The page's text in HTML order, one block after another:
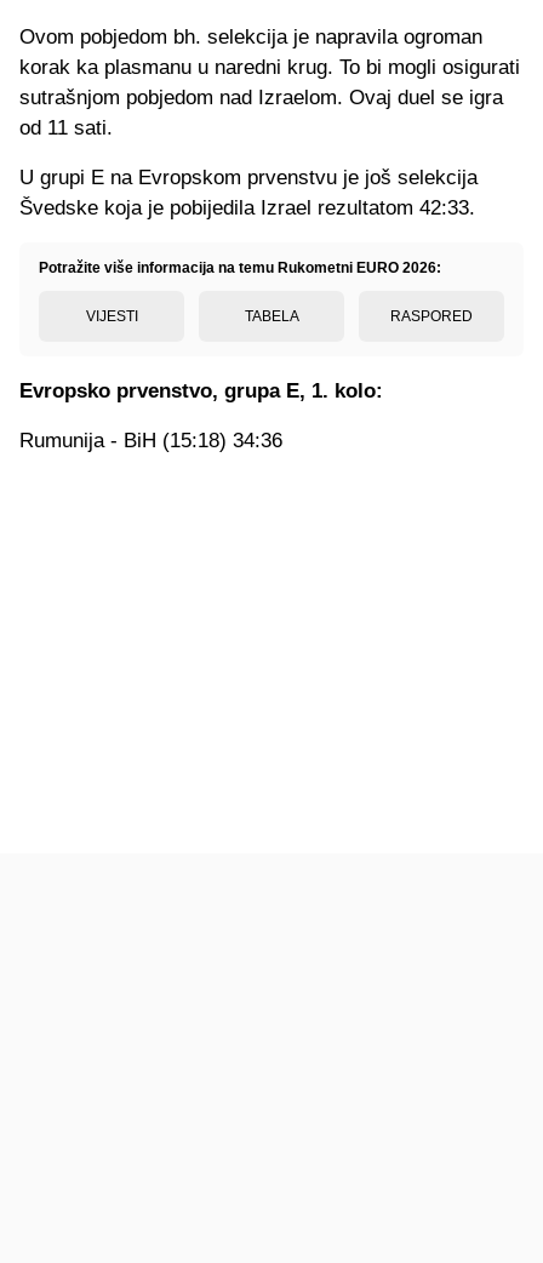
Ovom pobjedom bh. selekcija je napravila ogroman
korak ka plasmanu u naredni krug. To bi mogli osigurati
sutrašnjom pobjedom nad Izraelom. Ovaj duel se igra
od 11 sati.
U grupi E na Evropskom prvenstvu je još selekcija
Švedske koja je pobijedila Izrael rezultatom 42:33.
Potražite više informacija na temu Rukometni EURO 2026:
VIJESTI TABELA RASPORED
Evropsko prvenstvo, grupa E, 1. kolo:
Rumunija - BiH (15:18) 34:36